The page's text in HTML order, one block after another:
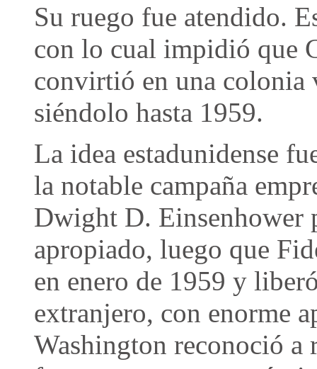
Su ruego fue atendido.
con lo cual impidió que
convirtió en una
siéndolo hasta 1959.
La idea estadunidense
la notable campaña
Dwight D. Einsenhower
apropiado, luego que
en enero de 1959 y
extranjero, con enorme
Washington reconoció a